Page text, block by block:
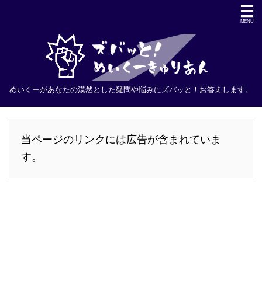
めいくーがあなたの漠然とした疑問や悩みにズバッと！お答えします。
当ページのリンクには広告が含まれていま
す。